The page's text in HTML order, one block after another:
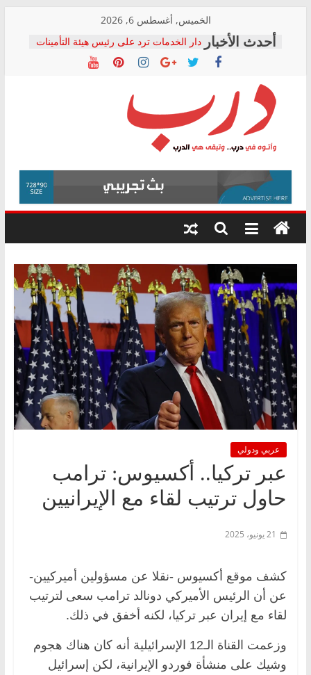
content
الخميس, أغسطس 6, 2026
دار الخدمات ترد على رئيس هيئة التأمينات
بعد مؤتمره الصحفي: إنكار الأزمة لا ينهي
معاناة أصحاب المعاشات.. ونطالب بكشف
فرحات سليمان يكتب: القطاع الصحي إلى
أين؟
حزب التحالف الشعبي يطلق لجنة “الحق
في الصحة” بالإسكندرية لرصد الانتهاكات
ودعم المرضى
الوزاري لمدينة الصحفيين.. وانتهاء أعمال
إنشاء المبنى الإداري
المجلس القومي لحقوق الإنسان يعلن
متابعة قضية الدكتور محمد زهران.. ويؤكد:
قرينة البراءة وضمانات المحاكمة العادلة
درب
وأتوه
درب..
وتبقى
هي
عربي ودولي
عبر تركيا.. أكسيوس: ترامب
حاول ترتيب لقاء مع الإيرانيين
21 يونيو، 2025
كشف موقع أكسيوس -نقلا عن مسؤولين أميركيين-
عن أن الرئيس الأميركي دونالد ترامب سعى لترتيب
لقاء مع إيران عبر تركيا، لكنه أخفق في ذلك.
وزعمت القناة الـ12 الإسرائيلية أنه كان هناك هجوم
وشيك على منشأة فوردو الإيرانية، لكن إسرائيل